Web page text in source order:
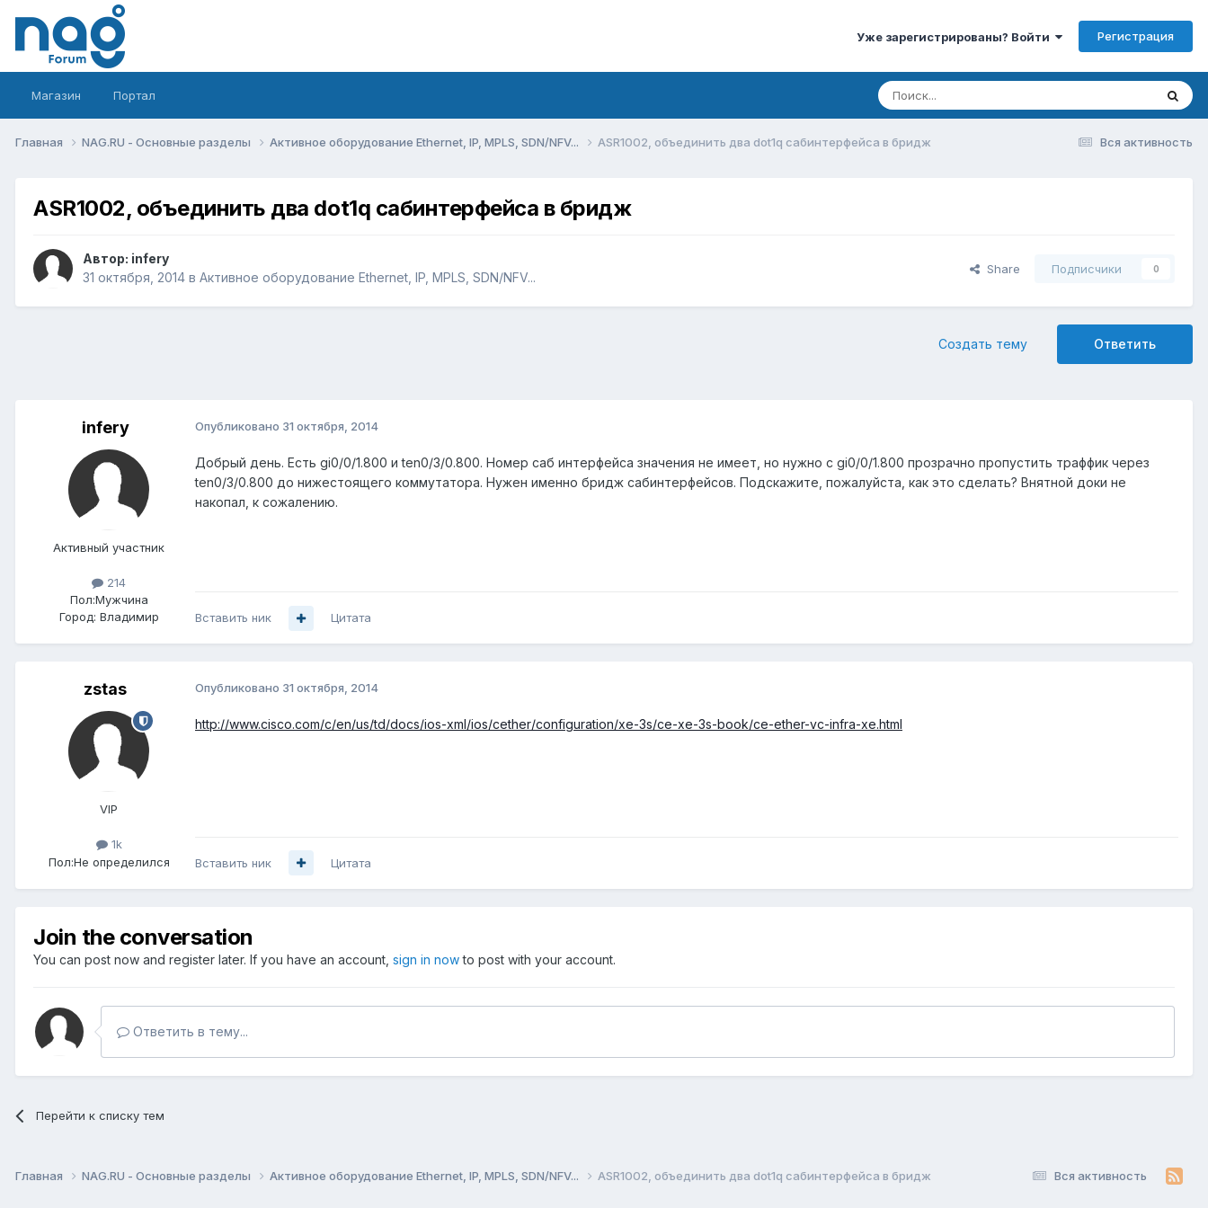
Уже зарегистрированы? Войти Регистрация
Магазин Портал
Вся активность
Главная NAG.RU - Основные разделы Активное оборудование Ethernet, IP, MPLS, SDN/NFV... ASR1002, объединить два dot1q сабинтерфейса в бридж
ASR1002, объединить два dot1q сабинтерфейса в бридж
Автор: infery
31 октября, 2014 в Активное оборудование Ethernet, IP, MPLS, SDN/NFV...
Share Подписчики 0
Ответить
Создать тему
infery
Активный участник
214
Пол:Мужчина
Город: Владимир
Опубликовано 31 октября, 2014
Добрый день. Есть gi0/0/1.800 и ten0/3/0.800. Номер саб интерфейса значения не имеет, но нужно с gi0/0/1.800 прозрачно пропустить траффик через
ten0/3/0.800 до нижестоящего коммутатора. Нужен именно бридж сабинтерфейсов. Подскажите, пожалуйста, как это сделать? Внятной доки не
накопал, к сожалению.
Вставить ник Цитата
zstas
VIP
1k
Пол:Не определился
Опубликовано 31 октября, 2014
http://www.cisco.com/c/en/us/td/docs/ios-xml/ios/cether/configuration/xe-3s/ce-xe-3s-book/ce-ether-vc-infra-xe.html
Вставить ник Цитата
Join the conversation
You can post now and register later. If you have an account, sign in nowto post with your account.
Ответить в тему...
Перейти к списку тем
Вся активность
Главная NAG.RU - Основные разделы Активное оборудование Ethernet, IP, MPLS, SDN/NFV... ASR1002, объединить два dot1q сабинтерфейса в бридж